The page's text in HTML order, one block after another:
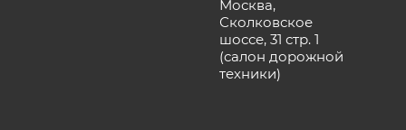
Москва,
Сколковское
шоссе, 31 стр. 1
(салон дорожной
техники)